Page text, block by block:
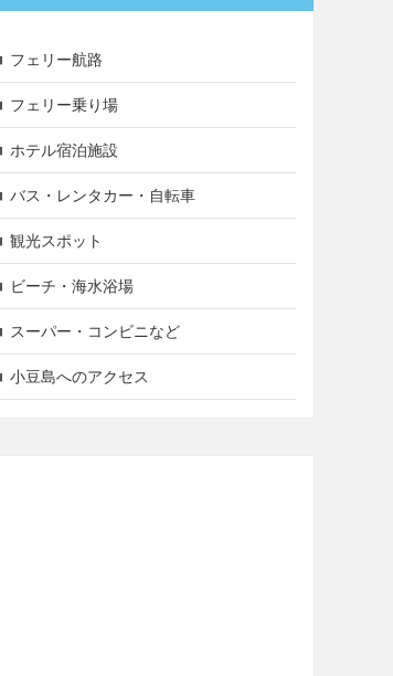
フェリー航路
フェリー乗り場
ホテル宿泊施設
バス・レンタカー・自転車
観光スポット
ビーチ・海水浴場
スーパー・コンビニなど
小豆島へのアクセス